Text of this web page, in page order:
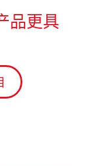
品更具